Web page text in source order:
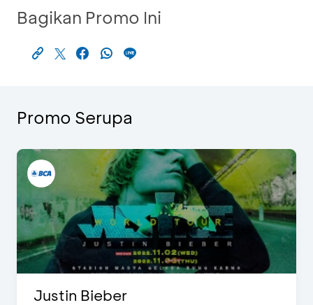
Bagikan Promo Ini
Promo Serupa
Justin Bieber